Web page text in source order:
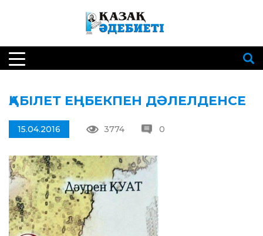
ҚАБІЛЕТ ЕҢБЕКПЕН ДӘЛЕЛДЕНСЕ
15.04.2016 3774 0